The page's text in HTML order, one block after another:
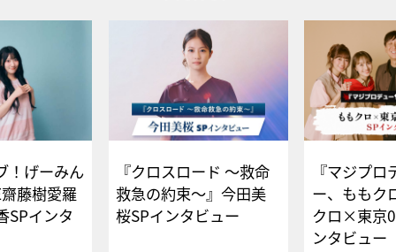
！げーみん
藤樹愛羅
SPインタ
『クロスロード ～救命
救急の約束～』今田美
桜SPインタビュー
『マジプロ
ー、ももク
クロ×東京
ンタビュー